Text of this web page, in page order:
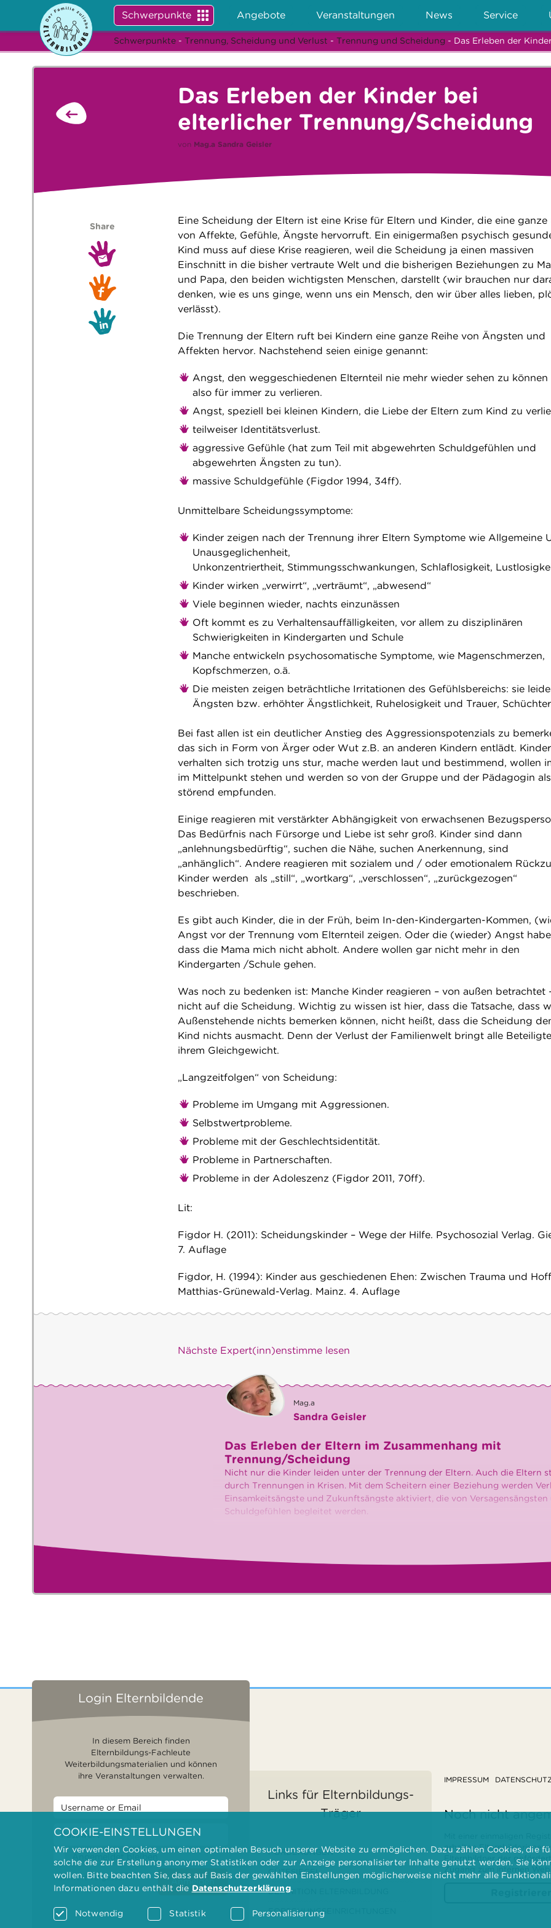
Schwerpunkte Angebote Veranstaltungen News Service
Schwerpunkte - Trennung, Scheidung und Verlust - Trennung und Scheidung - Das Erleben der
Das Erleben der Kinder bei
elterlicher Trennung/Scheidung
von Mag.a Sandra Geisler
Eine Scheidung der Eltern ist eine Krise für Eltern und Kinder, die eine ganze
von Affekte, Gefühle, Ängste hervorruft. Ein einigermaßen psychisch
Kind muss auf diese Krise reagieren, weil die Scheidung ja einen massiven
Einschnitt in die bisher vertraute Welt und die bisherigen Beziehungen zu
und Papa, den beiden wichtigsten Menschen, darstellt (wir brauchen nur
denken, wie es uns ginge, wenn uns ein Mensch, den wir über alles lieben,
verlässt).
Die Trennung der Eltern ruft bei Kindern eine ganze Reihe von Ängsten und
Affekten hervor. Nachstehend seien einige genannt:
Angst, den weggeschiedenen Elternteil nie mehr wieder sehen zu können
also für immer zu verlieren.
Angst, speziell bei kleinen Kindern, die Liebe der Eltern zum Kind zu
teilweiser Identitätsverlust.
aggressive Gefühle (hat zum Teil mit abgewehrten Schuldgefühlen und
abgewehrten Ängsten zu tun).
massive Schuldgefühle (Figdor 1994, 34ff).
Unmittelbare Scheidungssymptome:
Kinder zeigen nach der Trennung ihrer Eltern Symptome wie Allgemeine
Unausgeglichenheit,
Unkonzentriertheit, Stimmungsschwankungen, Schlaflosigkeit,
Kinder wirken „verwirrt“, „verträumt“, „abwesend“
Viele beginnen wieder, nachts einzunässen
Oft kommt es zu Verhaltensauffälligkeiten, vor allem zu disziplinären
Schwierigkeiten in Kindergarten und Schule
Manche entwickeln psychosomatische Symptome, wie Magenschmerzen,
Kopfschmerzen, o.ä.
Die meisten zeigen beträchtliche Irritationen des Gefühlsbereichs: sie
Ängsten bzw. erhöhter Ängstlichkeit, Ruhelosigkeit und Trauer,
Bei fast allen ist ein deutlicher Anstieg des Aggressionspotenzials zu
das sich in Form von Ärger oder Wut z.B. an anderen Kindern entlädt. Kinder
verhalten sich trotzig uns stur, mache werden laut und bestimmend, wollen
im Mittelpunkt stehen und werden so von der Gruppe und der Pädagogin als
störend empfunden.
Einige reagieren mit verstärkter Abhängigkeit von erwachsenen
Das Bedürfnis nach Fürsorge und Liebe ist sehr groß. Kinder sind dann
„anlehnungsbedürftig“, suchen die Nähe, suchen Anerkennung, sind
„anhänglich“. Andere reagieren mit sozialem und / oder emotionalem
Kinder werden als „still“, „wortkarg“, „verschlossen“, „zurückgezogen“
beschrieben.
Es gibt auch Kinder, die in der Früh, beim In-den-Kindergarten-Kommen,
Angst vor der Trennung vom Elternteil zeigen. Oder die (wieder) Angst
dass die Mama mich nicht abholt. Andere wollen gar nicht mehr in den
Kindergarten /Schule gehen.
Was noch zu bedenken ist: Manche Kinder reagieren – von außen betrachtet
nicht auf die Scheidung. Wichtig zu wissen ist hier, dass die Tatsache, dass
Außenstehende nichts bemerken können, nicht heißt, dass die Scheidung
Kind nichts ausmacht. Denn der Verlust der Familienwelt bringt alle
ihrem Gleichgewicht.
„Langzeitfolgen“ von Scheidung:
Probleme im Umgang mit Aggressionen.
Selbstwertprobleme.
Probleme mit der Geschlechtsidentität.
Probleme in Partnerschaften.
Probleme in der Adoleszenz (Figdor 2011, 70ff).
Lit:
Figdor H. (2011): Scheidungskinder – Wege der Hilfe. Psychosozial Verlag.
7. Auflage
Figdor, H. (1994): Kinder aus geschiedenen Ehen: Zwischen Trauma und
Matthias-Grünewald-Verlag. Mainz. 4. Auflage
Share
Nächste Expert(inn)enstimme lesen
Mag.a
Sandra Geisler
Das Erleben der Eltern im Zusammenhang mit
Trennung/Scheidung
Nicht nur die Kinder leiden unter der Trennung der Eltern. Auch die Eltern
durch Trennungen in Krisen. Mit dem Scheitern einer Beziehung werden
Einsamkeitsängste und Zukunftsängste aktiviert, die von Versagensängsten
Schuldgefühlen begleitet werden.
Login Elternbildende
In diesem Bereich finden
Elternbildungs-Fachleute
Weiterbildungsmaterialien und können
ihre Veranstaltungen verwalten.
Angemeldet bleiben
Passwort vergessen? Anmelden
Links für Elternbildungs-
Träger
FÖRDERUNGEN
GÜTESIEGEL
DEFINITION ELTERNBILDUNG
FORSCHUNGSEINRICHTUNGEN
IMPRESSUM
Noch nicht
erhalten Elternbilderinnen
Elternbildner der
Zugang zum internen
COOKIE-EINSTELLUNGEN
Wir verwenden Cookies, um einen optimalen Besuch unserer Website zu ermöglichen. Dazu zählen Cookies, die
solche die zur Erstellung anonymer Statistiken oder zur Anzeige personalisierter Inhalte genutzt werden. Sie
wollen. Bitte beachten Sie, dass auf Basis der gewählten Einstellungen möglicherweise nicht mehr alle
Informationen dazu enthält die Datenschutzerklärung.
Notwendig Statistik Personalisierung